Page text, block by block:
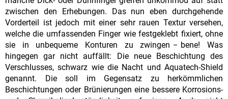
zwischen den Erhebungen. Das nun eben durchgehende
Vorderteil ist jedoch mit einer sehr rauen Textur versehen,
welche die umfassenden Finger wie festgeklebt fixiert, ohne
sie in unbequeme Konturen zu zwingen − bene! Was
hingegen gar nicht auffällt: Die neue Beschichtung des
Verschlusses, schwarz wie die Nacht und Aquatech-Shield
genannt. Die soll im Gegensatz zu herkömmlichen
Beschichtungen oder Brünierungen eine bessere Korrosions-